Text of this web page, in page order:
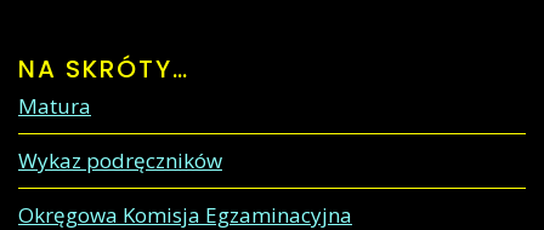
NA SKRÓTY…
Matura
Wykaz podręczników
Okręgowa Komisja Egzaminacyjna